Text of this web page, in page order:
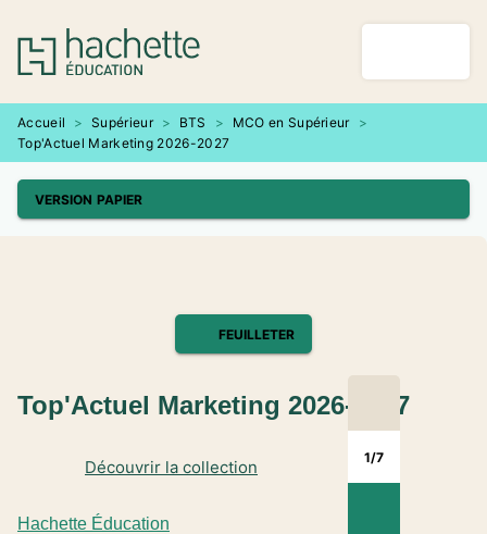
MENU RECHERCHE
PIED DE PAGE
Accueil > Supérieur > BTS > MCO en Supérieur
>
Top'Actuel Marketing 2026-2027
VERSION PAPIER
1/7
FEUILLETER
Hachette Éducation
Découvrir la collection
Top'Actuel Marketing 2026-2027